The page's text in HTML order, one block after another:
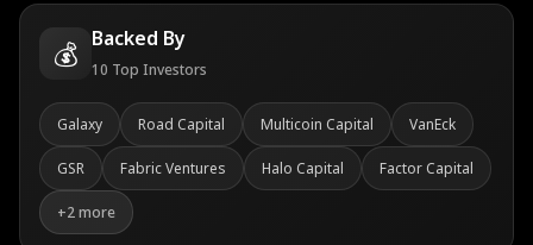
💰 Backed By
10 Top Investors
Galaxy Road Capital Multicoin Capital VanEck
GSR Fabric Ventures Halo Capital Factor Capital
+2more